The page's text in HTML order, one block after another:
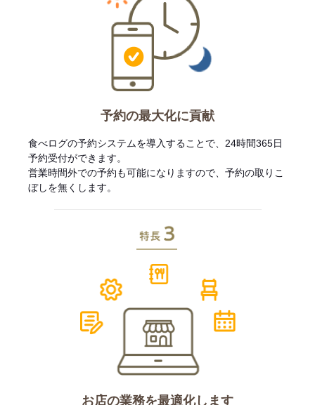
予約の最大化に貢献
食べログの予約システムを導入することで、24時間365日
予約受付ができます。
営業時間外での予約も可能になりますので、予約の取りこ
ぼしを無くします。
お店の業務を最適化します